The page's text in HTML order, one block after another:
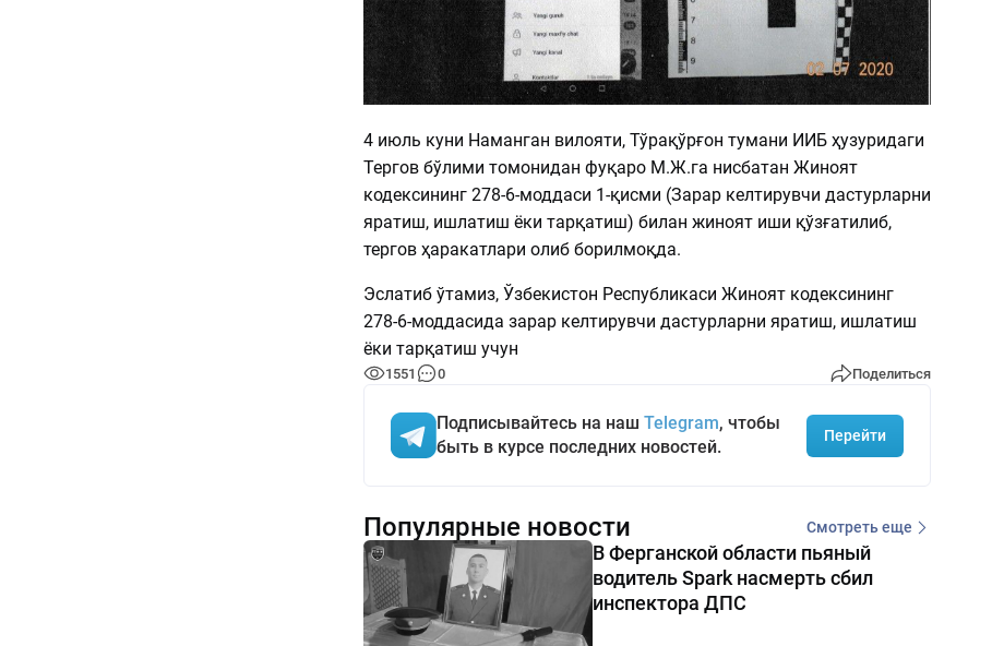
4 июль куни Наманган вилояти, Тўрақўрғон тумани ИИБ ҳузуридаги
Тергов бўлими томонидан фуқаро М.Ж.га нисбатан Жиноят
кодексининг 278-6-моддаси 1-қисми (Зарар келтирувчи дастурларни
яратиш, ишлатиш ёки тарқатиш) билан жиноят иши қўзғатилиб,
тергов ҳаракатлари олиб борилмоқда.
Эслатиб ўтамиз, Ўзбекистон Республикаси Жиноят кодексининг
278-6-моддасида зарар келтирувчи дастурларни яратиш, ишлатиш
ёки тарқатиш учун
1551 0 Поделиться
Подписывайтесь на наш Telegram, чтобы
быть в курсе последних новостей.
Перейти
Популярные новости Смотреть еще
В Ферганской области пьяный
водитель Spark насмерть сбил
инспектора ДПС